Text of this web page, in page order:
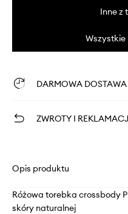
Inne z
DARMOWA
ZWROTY I
Opis produktu
Różowa torebka crossbody
skóry naturalnej